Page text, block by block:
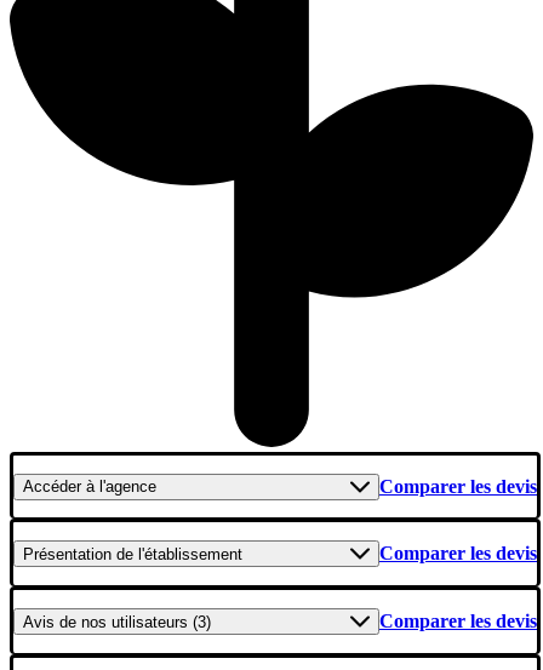
Accéderà l'agence Comparer les devis
Présentation de l'établissement Comparer les devis
Avis de nos utilisateurs (3) Comparer les devis